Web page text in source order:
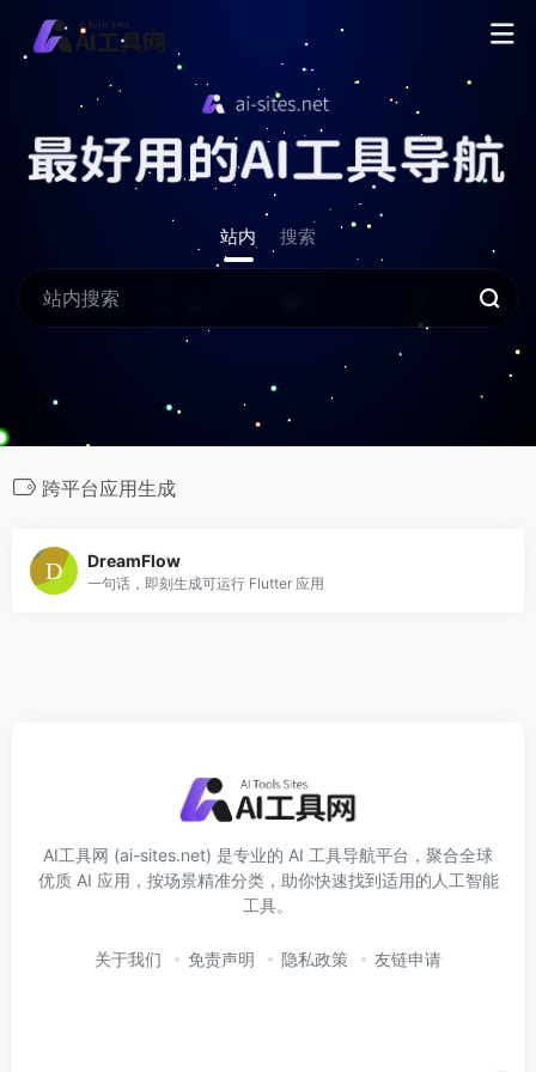
站内 搜索
跨平台应用生成
DreamFlow
一句话，即刻生成可运行 Flutter 应用
AI工具网 (ai-sites.net) 是专业的 AI 工具导航平台，聚合全球
优质 AI 应用，按场景精准分类，助你快速找到适用的人工智能
工具。
关于我们 免责声明 隐私政策 友链申请